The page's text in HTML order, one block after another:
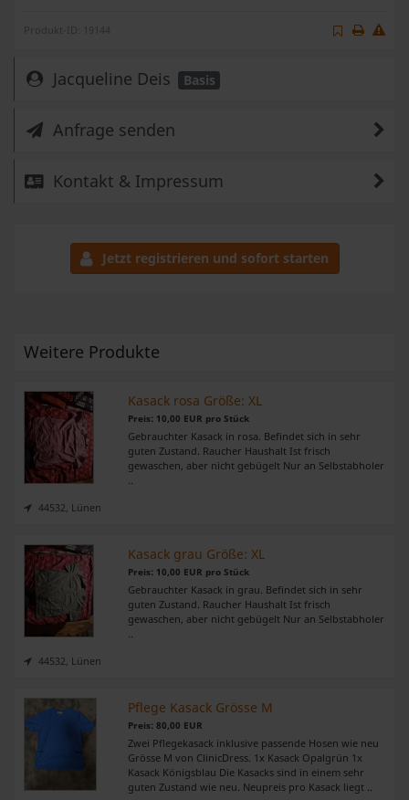
Produkt-ID: 19144
Jacqueline Deis Basis
Anfrage senden
Kontakt & Impressum
Jetzt registrieren und sofort starten
Weitere Produkte
Kasack rosa Größe: XL
Preis: 10,00 EUR pro Stück
Gebrauchter Kasack in rosa. Befindet sich in sehr
guten Zustand. Raucher Haushalt Ist frisch
gewaschen, aber nicht gebügelt Nur an Selbstabholer
44532, Lünen
Kasack grau Größe: XL
Preis: 10,00 EUR pro Stück
Gebrauchter Kasack in grau. Befindet sich in sehr
guten Zustand. Raucher Haushalt Ist frisch
gewaschen, aber nicht gebügelt Nur an Selbstabholer
44532, Lünen
Pflege Kasack Grösse M
Preis: 80,00 EUR
Zwei Pflegekasack inklusive passende Hosen wie neu
Grösse M von ClinicDress. 1x Kasack Opalgrün 1x
Kasack Königsblau Die Kasacks sind in einem sehr
guten Zustand wie neu. Neupreis pro Kasack liegt ..